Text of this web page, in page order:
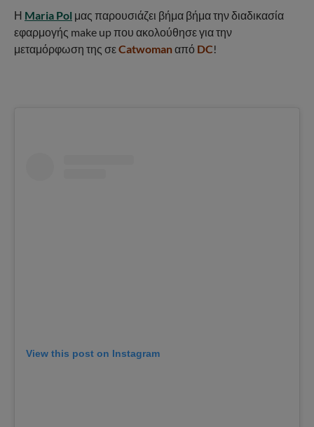
Η Maria Pol μας παρουσιάζει βήμα βήμα την διαδικασία
εφαρμογής make up που ακολούθησε για την
μεταμόρφωση της σεCatwomanαπό DC!
View this post on Instagram